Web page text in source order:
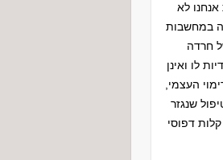
לא
במחשבות
חרדה
לו ואינן
העצמי,
שנגזר
דפוסי